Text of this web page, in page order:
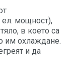
ел. мощност),
в което са
им охлаждане.
и да